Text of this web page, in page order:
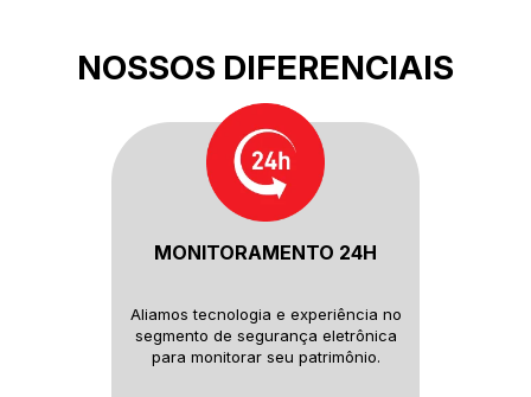
NOSSOS DIFERENCIAIS
MONITORAMENTO 24H
Aliamos tecnologia e experiência no
segmento de segurança eletrônica
para monitorar seu patrimônio.